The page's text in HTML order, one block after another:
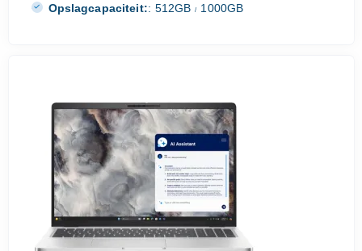
Opslagcapaciteit:: 512GB/ 1000GB